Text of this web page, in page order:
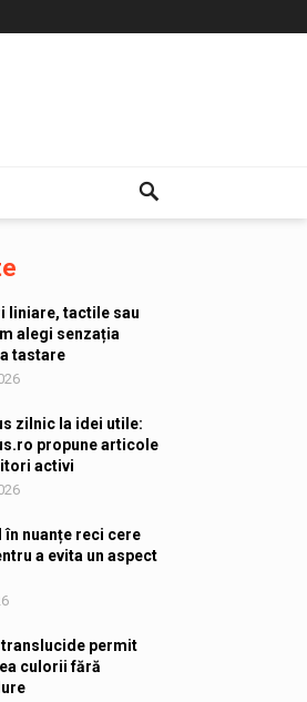
liniare, tactile sau
alegi senzația
tastare
zilnic la idei utile:
propune articole
activi
în nuanțe reci cere
a evita un aspect
translucide permit
culorii fără